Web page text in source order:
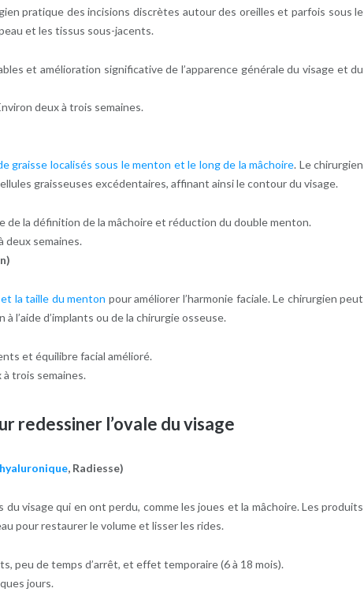
pratique des incisions discrètes autour des oreilles et parfois sous le
et les tissus sous-jacents.
et amélioration significative de l’apparence générale du visage et du
deux à trois semaines.
graisse localisés sous le menton et le long de la mâchoire. Le chirurgien
graisseuses excédentaires, affinant ainsi le contour du visage.
de la définition de la mâchoire et réduction du double menton.
deux semaines.
la taille du menton pour améliorer l’harmonie faciale. Le chirurgien peut
l’aide d’implants ou de la chirurgie osseuse.
et équilibre facial amélioré.
à trois semaines.
redessiner l’ovale du visage
, Radiesse)
visage qui en ont perdu, comme les joues et la mâchoire. Les produits
pour restaurer le volume et lisser les rides.
peu de temps d’arrêt, et effet temporaire (6 à 18 mois).
jours.